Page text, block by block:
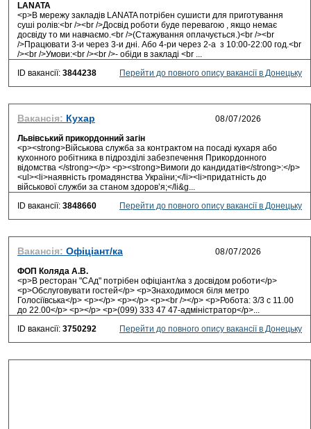
LANATA
<p>В мережу закладів LANATA потрібен сушисти для приготування
суші ролів:<br /><br />Досвід роботи буде перевагою , якщо немає
досвіду то ми навчаємо.<br />(Стажування оплачується.)<br /><br
/>Працювати 3-и через 3-и дні. Або 4-ри через 2-а з 10:00-22:00 год.<br
/><br />Умови:<br /><br />- обіди в закладі <br ...
ID вакансії: 3844238 Перейти до повного опису вакансії в Донецьку
Вакансія: Кухар
Львівський прикордонний загін
<p><strong>Військова служба за контрактом на посаді кухаря або
кухонного робітника в підрозділі забезпечення Прикордонного
відомства </strong></p> <p><strong>Вимоги до кандидатів</strong>:</p>
<ul><li>наявність громадянства України;</li><li>придатність до
військової служби за станом здоров’я;</li&g...
ID вакансії: 3848660 Перейти до повного опису вакансії в Донецьку
Вакансія: Офіціант/ка
ФОП Коляда А.В.
<p>В ресторан "САд" потрібен офіціант/ка з досвідом роботи</p>
<p>Обслуговувати гостей</p> <p>Знаходимося біля метро
Голосіївська</p> <p></p> <p></p> <p><br /></p> <p>Робота: 3/3 с 11.00
до 22.00</p> <p></p> <p>(099) 333 47 47-адміністратор</p>...
ID вакансії: 3750292 Перейти до повного опису вакансії в Донецьку